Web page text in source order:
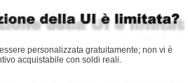
personalizzata gratuitamente; non vi è
acquistabile con soldi reali.